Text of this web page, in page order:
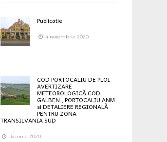
Publicatie
4 noiembrie 2020
COD PORTOCALIU DE PLOI
AVERTIZARE
METEOROLOGICĂ COD
GALBEN , PORTOCALIU ANM
si DETALIERE REGIONALĂ
PENTRU ZONA
TRANSILVANIA SUD
16 iunie 2020